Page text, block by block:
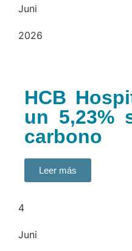
Juni
2026
HCB
un 5,23%
carbono
Leer más
4
Juni